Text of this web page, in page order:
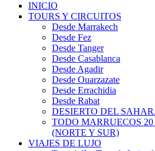
INICIO
TOURS Y CIRCUITOS
Desde Marrakech
Desde Fez
Desde Tanger
Desde Casablanca
Desde Agadir
Desde Ouarzazate
Desde Errachidia
Desde Rabat
DESIERTO DEL
TODO MARRUECOS
(NORTE Y SUR)
VIAJES DE LUJO